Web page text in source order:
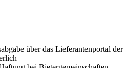
über das Lieferantenportal der